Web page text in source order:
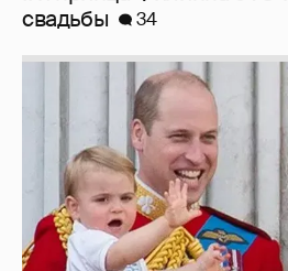
свадьбы
34